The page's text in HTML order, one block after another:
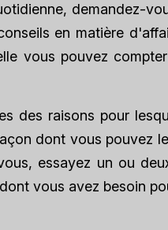
demandez-
en matière
vous pouvez
des raisons pour
dont vous pouvez
essayez un ou
vous avez besoin